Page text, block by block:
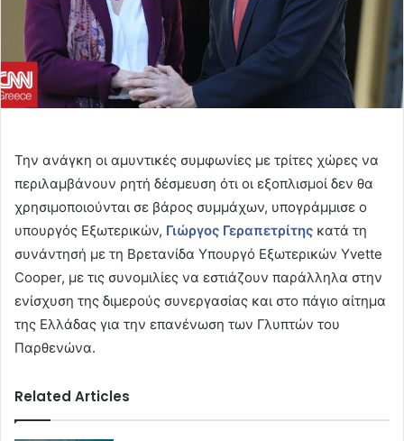
Την ανάγκη οι αμυντικές συμφωνίες με τρίτες χώρες να
περιλαμβάνουν ρητή δέσμευση ότι οι εξοπλισμοί δεν θα
χρησιμοποιούνται σε βάρος συμμάχων, υπογράμμισε ο
υπουργός Εξωτερικών, Γιώργος Γεραπετρίτης κατά τη
συνάντησή με τη Βρετανίδα Υπουργό Εξωτερικών Yvette
Cooper, με τις συνομιλίες να εστιάζουν παράλληλα στην
ενίσχυση της διμερούς συνεργασίας και στο πάγιο αίτημα
της Ελλάδας για την επανένωση των Γλυπτών του
Παρθενώνα.
Related Articles